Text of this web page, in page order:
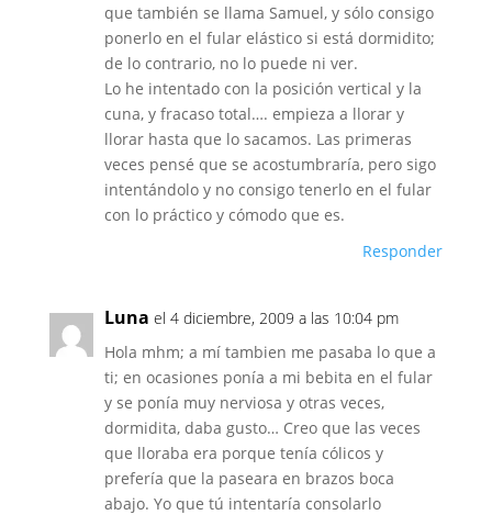
que también se llama Samuel, y sólo consigo
ponerlo en el fular elástico si está dormidito;
de lo contrario, no lo puede ni ver.
Lo he intentado con la posición vertical y la
cuna, y fracaso total…. empieza a llorar y
llorar hasta que lo sacamos. Las primeras
veces pensé que se acostumbraría, pero sigo
intentándolo y no consigo tenerlo en el fular
con lo práctico y cómodo que es.
Responder
Luna el 4 diciembre, 2009 a las 10:04 pm
Hola mhm; a mí tambien me pasaba lo que a
ti; en ocasiones ponía a mi bebita en el fular
y se ponía muy nerviosa y otras veces,
dormidita, daba gusto… Creo que las veces
que lloraba era porque tenía cólicos y
prefería que la paseara en brazos boca
abajo. Yo que tú intentaría consolarlo